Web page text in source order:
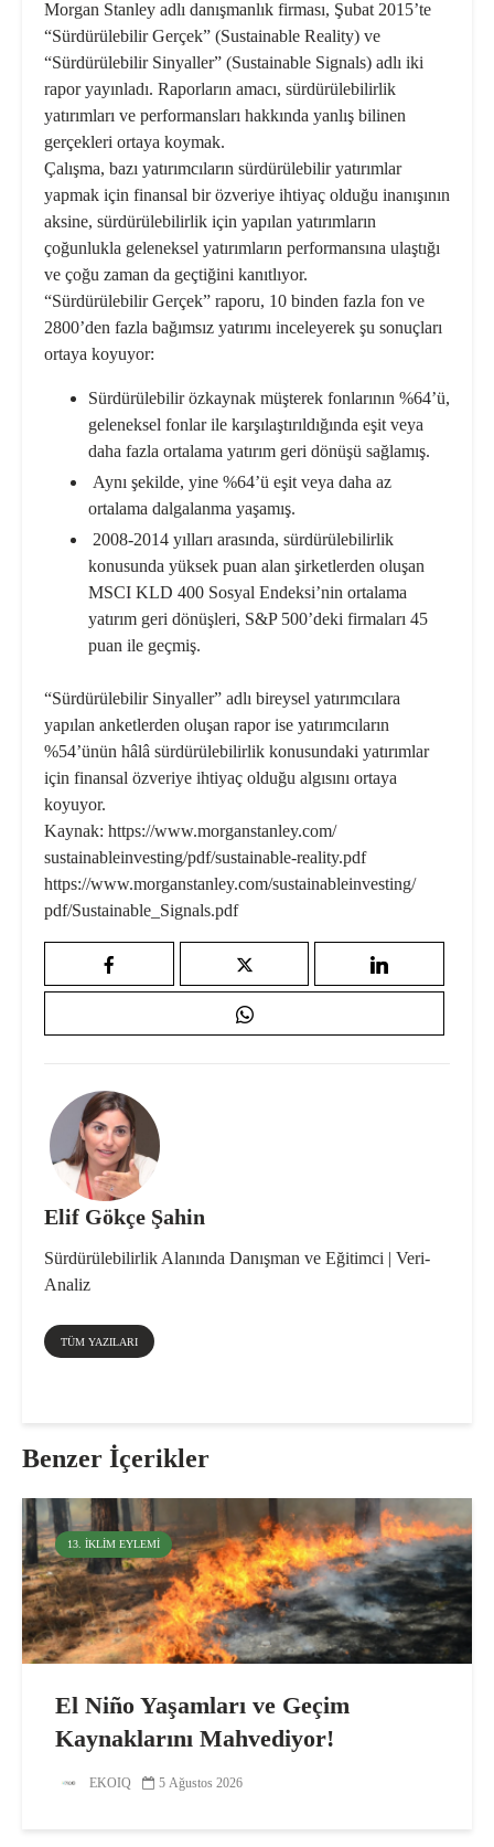
Morgan Stanley adlı danışmanlık firması, Şubat 2015’te
“Sürdürülebilir Gerçek” (Sustainable Reality) ve
“Sürdürülebilir Sinyaller” (Sustainable Signals) adlı iki
rapor yayınladı. Raporların amacı, sürdürülebilirlik
yatırımları ve performansları hakkında yanlış bilinen
gerçekleri ortaya koymak.
Çalışma, bazı yatırımcıların sürdürülebilir yatırımlar
yapmak için finansal bir özveriye ihtiyaç olduğu inanışının
aksine, sürdürülebilirlik için yapılan yatırımların
çoğunlukla geleneksel yatırımların performansına ulaştığı
ve çoğu zaman da geçtiğini kanıtlıyor.
“Sürdürülebilir Gerçek” raporu, 10 binden fazla fon ve
2800’den fazla bağımsız yatırımı inceleyerek şu sonuçları
ortaya koyuyor:
Sürdürülebilir özkaynak müşterek fonlarının %64’ü,
geleneksel fonlar ile karşılaştırıldığında eşit veya
daha fazla ortalama yatırım geri dönüşü sağlamış.
Aynı şekilde, yine %64’ü eşit veya daha az
ortalama dalgalanma yaşamış.
2008-2014 yılları arasında, sürdürülebilirlik
konusunda yüksek puan alan şirketlerden oluşan
MSCI KLD 400 Sosyal Endeksi’nin ortalama
yatırım geri dönüşleri, S&P 500’deki firmaları 45
puan ile geçmiş.
“Sürdürülebilir Sinyaller” adlı bireysel yatırımcılara
yapılan anketlerden oluşan rapor ise yatırımcıların
%54’ünün hâlâ sürdürülebilirlik konusundaki yatırımlar
için finansal özveriye ihtiyaç olduğu algısını ortaya
koyuyor.
Kaynak: https://www.morganstanley.com/
sustainableinvesting/pdf/sustainable-reality.pdf
https://www.morganstanley.com/sustainableinvesting/
pdf/Sustainable_Signals.pdf
Elif Gökçe Şahin
Sürdürülebilirlik Alanında Danışman ve Eğitimci | Veri-
Analiz
TÜM YAZILARI
Benzer İçerikler
13. İKLIM EYLEMI
El Niño Yaşamları ve Geçim
Kaynaklarını Mahvediyor!
EKOIQ 5 Ağustos 2026